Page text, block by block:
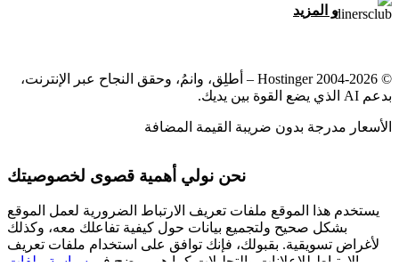
و المزيد
© 2004-2026 Hostinger – أطلِق، وانمُ، وحقق النجاح عبر الإنترنت،
بدعم AI الذي يضع القوة بين يديك.
الأسعار مدرجة بدون ضريبة القيمة المضافة
نحن نولي أهمية قصوى لخصوصيتك
يستخدم هذا الموقع ملفات تعريف الارتباط الضرورية لعمل الموقع
بشكل صحيح ولتجميع بيانات حول كيفية تفاعلك معه، وكذلك
لأغراض تسويقية. بقبولك، فإنك توافق على استخدام ملفات تعريف
الارتباط للإعلانات والتحليلات كما هو موضح في سياسة ملفات